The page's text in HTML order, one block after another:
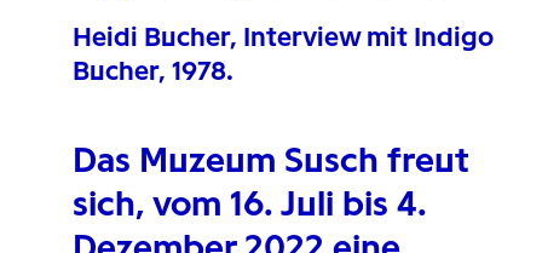
Heidi Bucher, Interview mit Indigo
Bucher, 1978.
Das Muzeum Susch freut
sich, vom 16. Juli bis 4.